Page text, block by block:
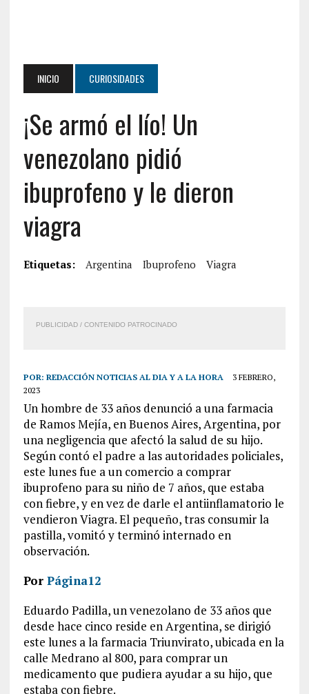
INICIO CURIOSIDADES
¡Se armó el lío! Un
venezolano pidió
ibuprofeno y le dieron
viagra
Etiquetas: Argentina Ibuprofeno Viagra
PUBLICIDAD / CONTENIDO PATROCINADO
POR: REDACCIÓN NOTICIAS AL DIA Y A LA HORA
3 FEBRERO,
2023
Un hombre de 33 años denunció a una farmacia
de Ramos Mejía, en Buenos Aires, Argentina, por
una negligencia que afectó la salud de su hijo.
Según contó el padre a las autoridades policiales,
este lunes fue a un comercio a comprar
ibuprofeno para su niño de 7 años, que estaba
con fiebre, y en vez de darle el antiinflamatorio le
vendieron Viagra. El pequeño, tras consumir la
pastilla, vomitó y terminó internado en
observación.
Por Página12
Eduardo Padilla, un venezolano de 33 años que
desde hace cinco reside en Argentina, se dirigió
este lunes a la farmacia Triunvirato, ubicada en la
calle Medrano al 800, para comprar un
medicamento que pudiera ayudar a su hijo, que
estaba con fiebre.